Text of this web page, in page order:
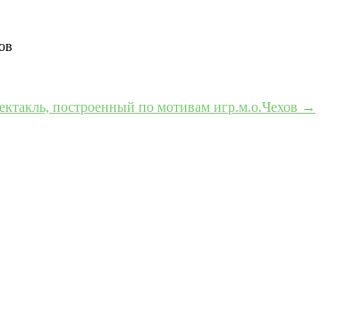
построенный по мотивам игр.м.о.Чехов →